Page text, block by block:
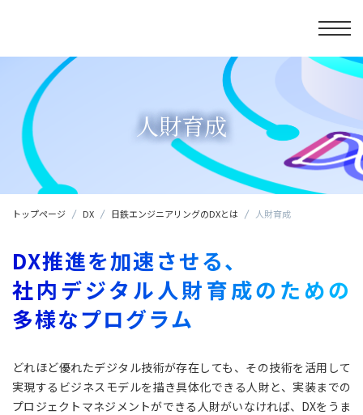
人財育成
トップページ DX 日鉄エンジニアリングのDXとは 人財育成
DX推進を加速させる、
社内デジタル人財育成のための
多様なプログラム
どれほど優れたデジタル技術が存在しても、その技術を活用して
実現するビジネスモデルを描き具体化できる人財と、実装までの
プロジェクトマネジメントができる人財がいなければ、DXをうま